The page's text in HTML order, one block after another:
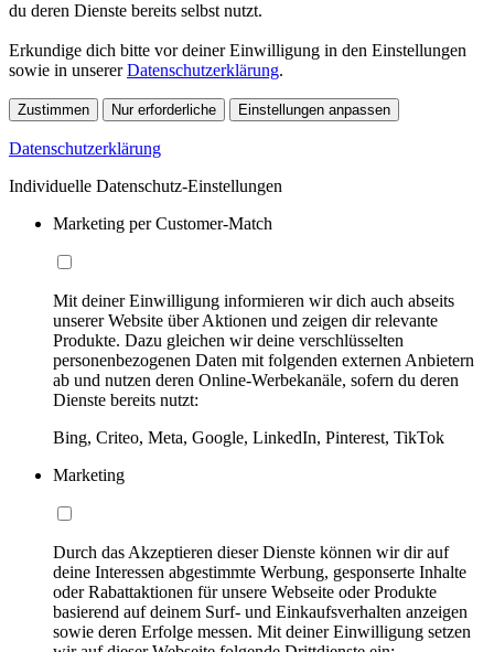
du deren Dienste bereits selbst nutzt.
Erkundige dich bitte vor deiner Einwilligung in den Einstellungen
sowie in unsererDatenschutzerklärung.
Zustimmen Nur erforderliche Einstellungen anpassen
Datenschutzerklärung
Individuelle Datenschutz-Einstellungen
Marketing per Customer-Match
Mit deiner Einwilligung informieren wir dich auch abseits
unserer Website über Aktionen und zeigen dir relevante
Produkte. Dazu gleichen wir deine verschlüsselten
personenbezogenen Daten mit folgenden externen Anbietern
ab und nutzen deren Online-Werbekanäle, sofern du deren
Dienste bereits nutzt:
Bing, Criteo, Meta, Google, LinkedIn, Pinterest, TikTok
Marketing
Durch das Akzeptieren dieser Dienste können wir dir auf
deine Interessen abgestimmte Werbung, gesponserte Inhalte
oder Rabattaktionen für unsere Webseite oder Produkte
basierend auf deinem Surf- und Einkaufsverhalten anzeigen
sowie deren Erfolge messen. Mit deiner Einwilligung setzen